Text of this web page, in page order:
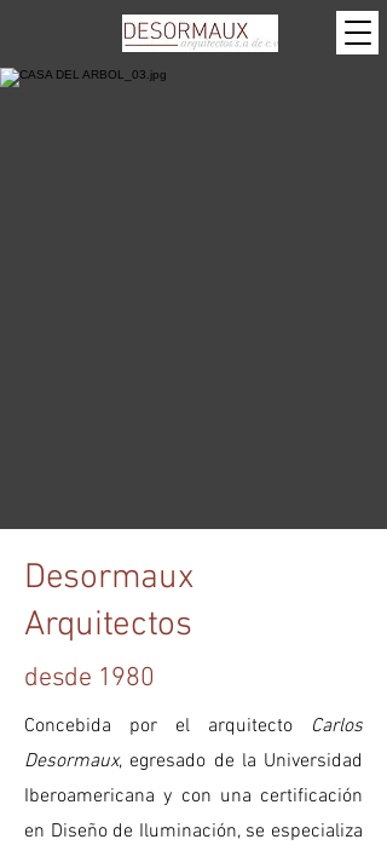
Desormaux
Arquitectos ​
desde 1980
Concebida por el arquitecto Carlos
Desormaux, egresado de la Universidad
Iberoamericana y con una certificación
en Diseño de Iluminación, se especializa